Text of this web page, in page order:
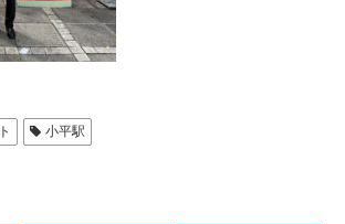
小平駅